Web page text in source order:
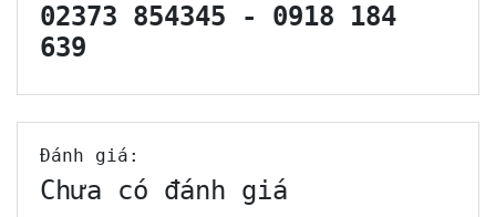
02373 854345 - 0918 184
639
Đánh giá:
Chưa có đánh giá